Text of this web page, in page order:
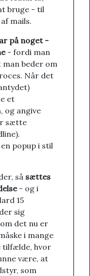
bruge - til
mails.
på noget -
- fordi man
man beder om
Når det
et
og angive
sætte
popup i stil
så sættes
- og i
15
sig
det nu er
i mange
tilfælde, hvor
være, at
som